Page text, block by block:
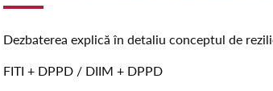
Dezbaterea explică în detaliu conceptul de
FITI + DPPD / DIIM + DPPD